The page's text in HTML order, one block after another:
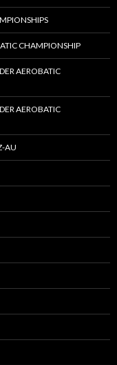
CHAMPIONSHIP
AEROBATIC
AEROBATIC
AU